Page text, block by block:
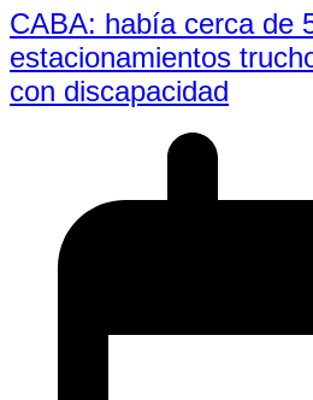
CABA: había cerca de
estacionamientos
con discapacidad